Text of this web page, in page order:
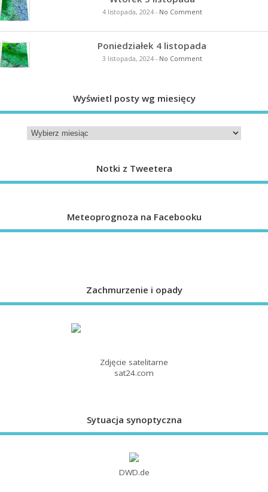
4 listopada, 2024- No Comment
Poniedziałek 4 listopada
3 listopada, 2024- No Comment
Wyświetl posty wg miesięcy
Notki z Tweetera
Meteoprognoza na Facebooku
Zachmurzenie i opady
Zdjęcie satelitarne
sat24.com
Sytuacja synoptyczna
DWD.de